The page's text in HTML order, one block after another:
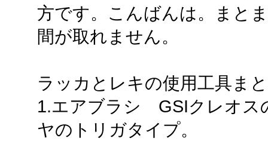
方です。こんばんは。まと
間が取れません。
ラッカとレキの使用工具ま
1.エアブラシ GSIクレオス
ヤのトリガタイプ。